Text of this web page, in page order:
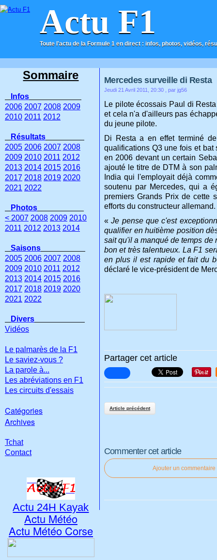
Actu F1
Toute l'actu de la Formule 1 en direct : infos, photos, vidéos,
ACCUEIL CONTACT
Mercedes surveille di Resta
Jeudi 21 Avril 2011, 20:30 , par jg56
Le pilote écossais Paul di
et cela n'a d'ailleurs pas
du jeune pilote.
Di Resta a en effet terminé
qualifications Q3 une fois et
en 2006 devant un certain
ajouté le titre de DTM à son
India qui l'employait déjà
soutenu par Mercedes, qui a
premiers Grands Prix de cette
efforts du constructeur allemand.
« Je pense que c'est
qualifier en huitième position
sait qu'il a manqué de temps
bon et très talentueux. La F1
en plus il est rapide et fait du
déclaré le vice-président de
Partager cet article
Article précédent
Commenter cet article
Ajouter un commentaire
Sommaire
Infos
2006 2007 2008 2009
2010 2011 2012
Résultats
2005 2006 2007 2008
2009 2010 2011 2012
2013 2014 2015 2016
2017 2018 2019 2020
2021 2022
Photos
< 2007 2008 2009 2010
2011 2012 2013 2014
Saisons
2005 2006 2007 2008
2009 2010 2011 2012
2013 2014 2015 2016
2017 2018 2019 2020
2021 2022
Divers
Vidéos
Le palmarès de la F1
Le saviez-vous ?
La parole à...
Les abréviations en F1
Les circuits d'essais
Catégories
Archives
Tchat
Contact
Actu 24H Kayak
Actu Météo
Actu Météo Corse